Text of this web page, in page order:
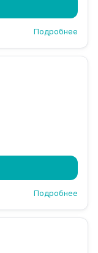
Подробнее
Подробнее